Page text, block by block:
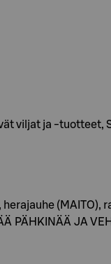
viljat ja -tuotteet,
(MAITO),
PÄHKINÄÄ JA